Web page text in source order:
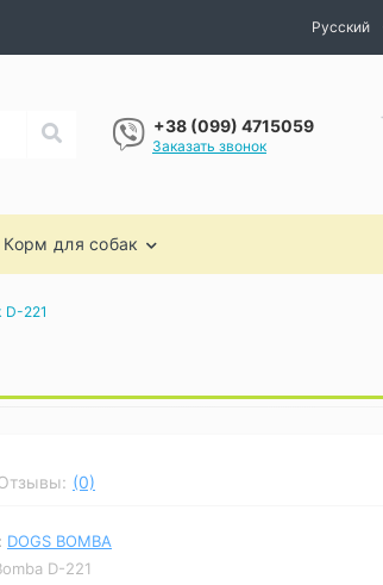
Русский
+38 (099) 4715059
Заказать звонок
Корм для собак
D-221
(0)
DOGS BOMBA
D-221